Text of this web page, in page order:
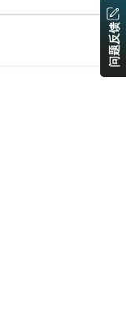
问题反馈